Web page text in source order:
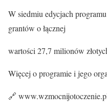
W siedmiu edycjach
grantów o łącznej
wartości 27,7 milionów
Więcej o programie i jego
🔗